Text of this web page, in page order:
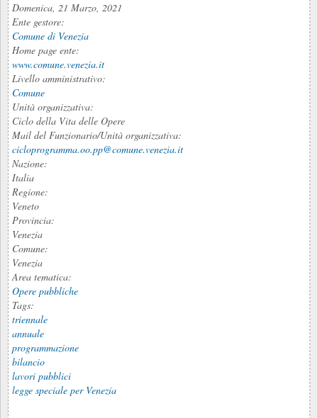
Domenica, 21 Marzo, 2021
Ente gestore:
Comune di Venezia
Home page ente:
www.comune.venezia.it
Livello amministrativo:
Comune
Unità organizzativa:
Ciclo della Vita delle Opere
Mail del Funzionario/Unità organizzativa:
cicloprogramma.oo.pp@comune.venezia.it
Nazione:
Italia
Regione:
Veneto
Provincia:
Venezia
Comune:
Venezia
Area tematica:
Opere pubbliche
Tags:
triennale
annuale
programmazione
bilancio
lavori pubblici
legge speciale per Venezia